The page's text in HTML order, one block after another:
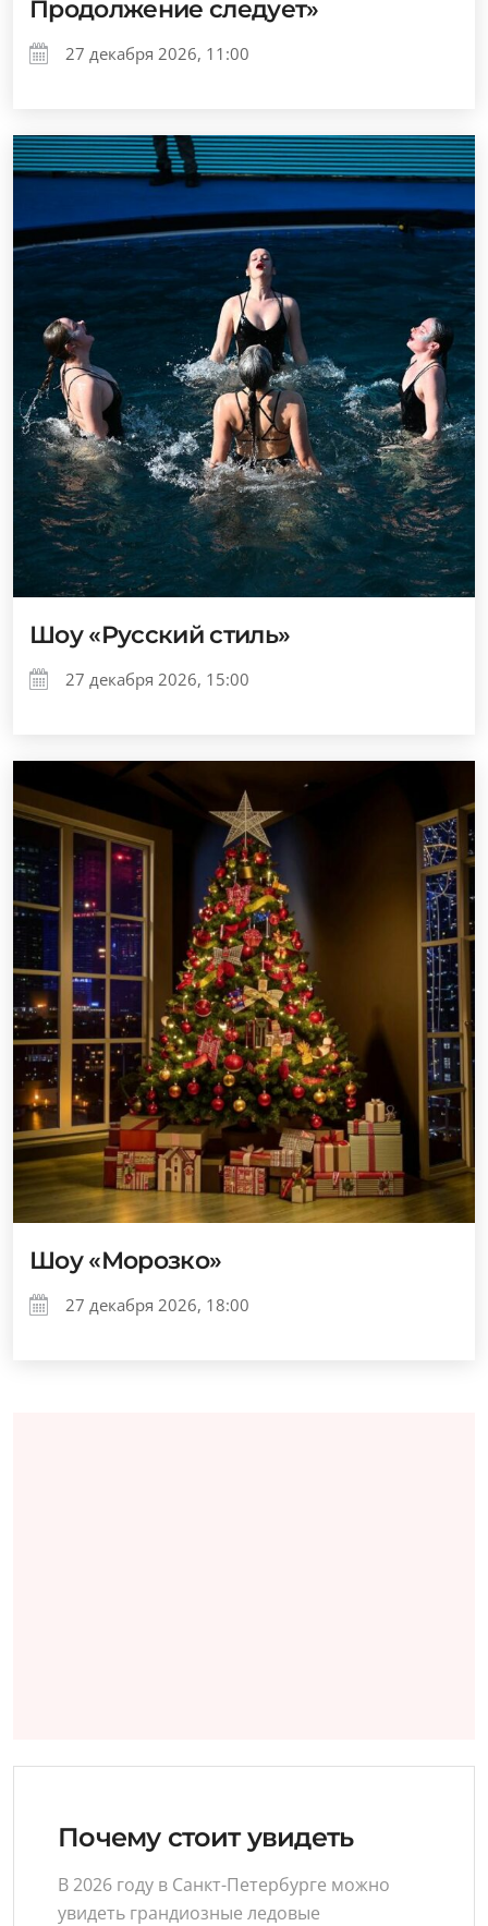
Продолжение следует»
27 декабря 2026, 11:00
Шоу «Русский стиль»
27 декабря 2026, 15:00
Шоу «Морозко»
27 декабря 2026, 18:00
Почему стоит увидеть
В 2026 году в Санкт-Петербурге можно
увидеть грандиозные ледовые